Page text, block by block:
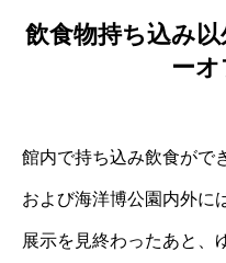
飲食物持ち込み
ー
館内で持ち込み飲食がで
および海洋博公園内外に
展示を見終わったあと、